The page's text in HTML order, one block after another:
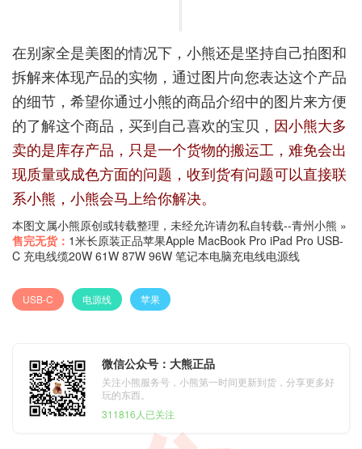
在别家全是美图的情况下，小熊还是坚持自己拍图和
拆解来体现产品的实物，通过图片向您表达这个产品
的细节，希望你通过小熊的商品介绍中的图片来方便
的了解这个商品，买到自己喜欢的宝贝， 因小熊大多
卖的是库存产品，只是一个货物的搬运工，难免会出
现质量或成色方面的问题，收到货有问题可以直接联
系小熊，小熊会马上给你解决。
本图文属小熊原创或转载整理，未经允许请勿私自转载--青州小熊 »
售完无货： 1米长原装正品苹果Apple MacBook Pro iPad Pro USB-
C 充电线缆20W 61W 87W 96W 笔记本电脑充电线电源线
USB-C 电源线 苹果
微信公众号：大熊正品
关注小熊服务号，小熊第一时间更新到货，分享更多好
玩的东西。
311816人已关注